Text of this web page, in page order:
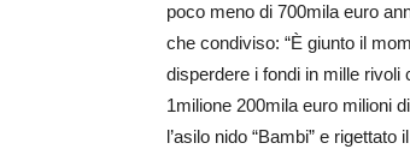
poco meno di 700mila euro
che condiviso: “È giunto il
disperdere i fondi in mille
1milione 200mila euro milioni
l’asilo nido “Bambi” e